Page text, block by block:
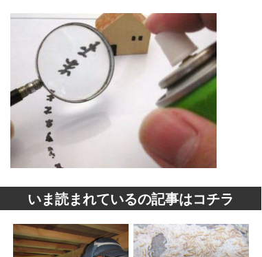
いま読まれているの記事はコチラ